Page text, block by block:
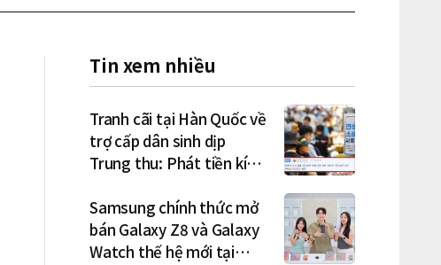
Tin xem nhiều
Tranh cãi tại Hàn Quốc về
trợ cấp dân sinh dịp
Trung thu: Phát tiền kích
tương lai?
Samsung chính thức mở
bán Galaxy Z8 và Galaxy
Watch thế hệ mới tại